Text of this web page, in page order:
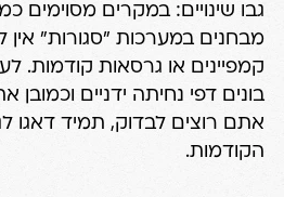
גבו שינויים: במקרים מסוימים
מבחנים במערכות "סגורות"
קמפיינים או גרסאות קודמות.
בונים דפי נחיתה ידניים
אתם רוצים לבדוק, תמיד דאגו
הקודמות.